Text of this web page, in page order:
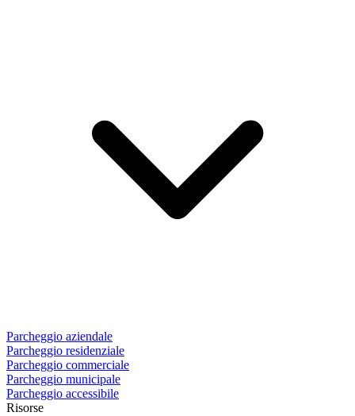
Parcheggio aziendale
Parcheggio residenziale
Parcheggio commerciale
Parcheggio municipale
Parcheggio accessibile
Risorse